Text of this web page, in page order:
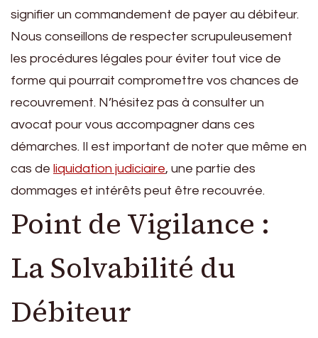
signifier un commandement de payer au débiteur.
Nous conseillons de respecter scrupuleusement
les procédures légales pour éviter tout vice de
forme qui pourrait compromettre vos chances de
recouvrement. N’hésitez pas à consulter un
avocat pour vous accompagner dans ces
démarches. Il est important de noter que même en
cas de liquidation judiciaire, une partie des
dommages et intérêts peut être recouvrée.
Point de Vigilance :
La Solvabilité du
Débiteur